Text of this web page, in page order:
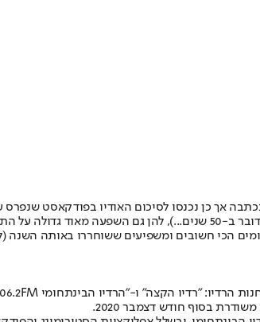
מטאל נוספות שלא הצלחנו להכניס לסיכום (היריעה קצרה מלהכיל הכל,
הכי חשובים ומשפיעים ששוחררו באותה השנה
בסוף חודש דצמבר 2020.